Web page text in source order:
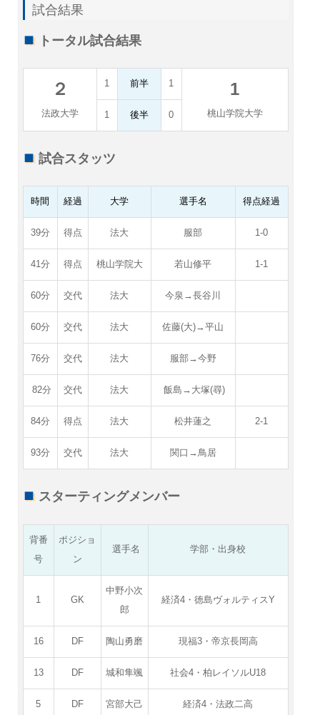
試合結果
トータル試合結果
２
法政大学
1 前半 1 1
桃山学院大学
1 後半 0
試合スタッツ
時間 経過 大学 選手名 得点経過
39分 得点 法大 服部 1-0
41分 得点 桃山学院大 若山修平 1-1
60分 交代 法大 今泉→長谷川
60分 交代 法大 佐藤(大)→平山
76分 交代 法大 服部→今野
82分 交代 法大 飯島→大塚(尋)
84分 得点 法大 松井蓮之 2-1
93分 交代 法大 関口→鳥居
スターティングメンバー
背番
号
ポジショ
ン
選手名 学部・出身校
1 GK
中野小次
郎
経済4・徳島ヴォルティスY
16 DF 陶山勇磨 現福3・帝京長岡高
13 DF 城和隼颯 社会4・柏レイソルU18
5 DF 宮部大己 経済4・法政二高